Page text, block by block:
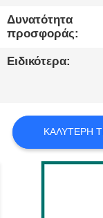
ΕΙΔΉΣΕΙΣ
Δυνατότητα
προσφοράς:
Ειδικότερα:
ΚΑΛΎΤΕΡΗ